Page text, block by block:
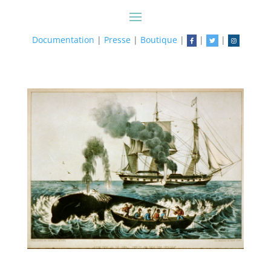
Documentation | Presse| Boutique| | |